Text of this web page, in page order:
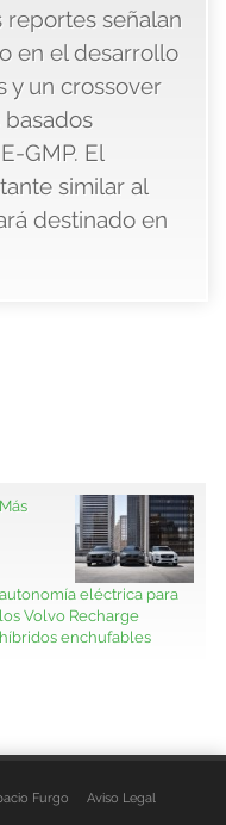
reportes señalan
en el desarrollo
y un crossover
GMP. El
similar al
destinado en
Más
autonomía eléctrica para
los Volvo Recharge
híbridos enchufables
Furgo Aviso Legal